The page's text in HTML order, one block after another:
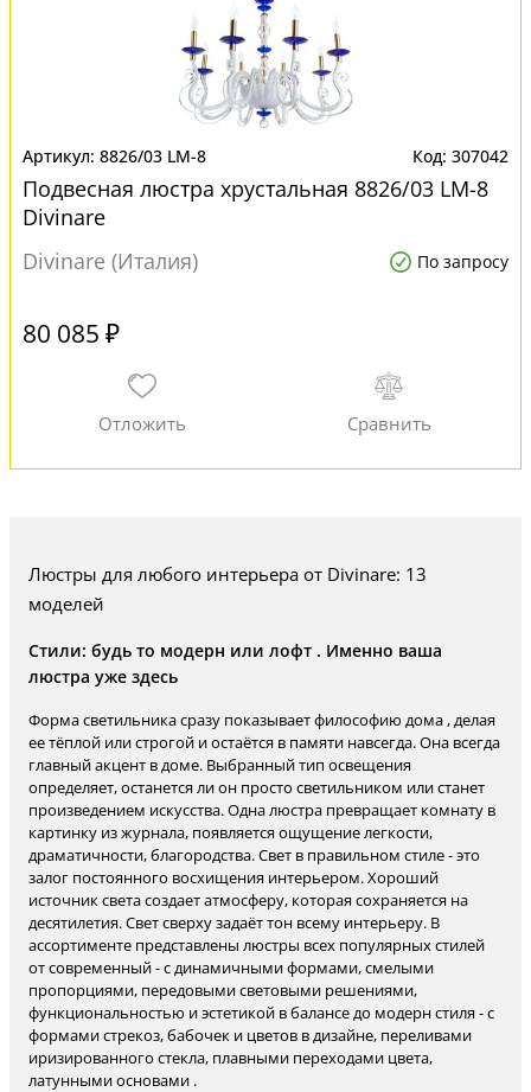
8826/03 LM-8 307042
Подвесная люстра хрустальная 8826/03 LM-8
Divinare
Divinare (Италия)
По запросу
80 085 ₽
Люстры для любого интерьера от Divinare: 13
моделей
Стили: будь то модерн или лофт . Именно ваша
люстра уже здесь
Форма светильника сразу показывает философию дома , делая
ее тёплой или строгой и остаётся в памяти навсегда. Она всегда
главный акцент в доме. Выбранный тип освещения
определяет, останется ли он просто светильником или станет
произведением искусства. Одна люстра превращает комнату в
картинку из журнала, появляется ощущение легкости,
драматичности, благородства. Свет в правильном стиле - это
залог постоянного восхищения интерьером. Хороший
источник света создает атмосферу, которая сохраняется на
десятилетия. Свет сверху задаёт тон всему интерьеру. В
ассортименте представлены люстры всех популярных стилей
от современный - с динамичными формами, смелыми
пропорциями, передовыми световыми решениями,
функциональностью и эстетикой в балансе до модерн стиля - с
формами стрекоз, бабочек и цветов в дизайне, переливами
иризированного стекла, плавными переходами цвета,
латунными основами .